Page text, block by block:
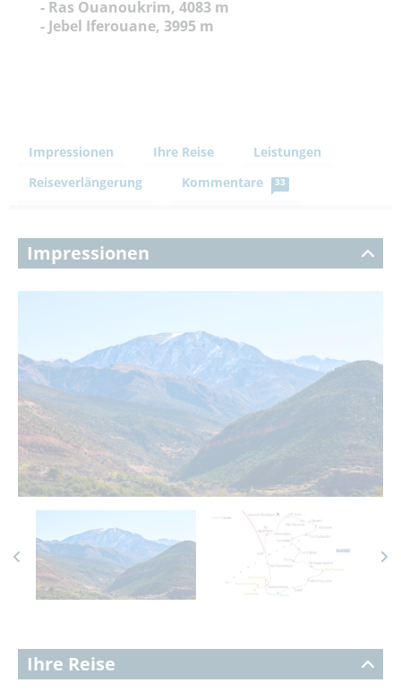
- Ras Ouanoukrim, 4083 m
- Jebel Iferouane, 3995 m
Impressionen Ihre Reise
Leistungen
Reiseverlängerung
Kommentare 33
Impressionen
Ihre Reise